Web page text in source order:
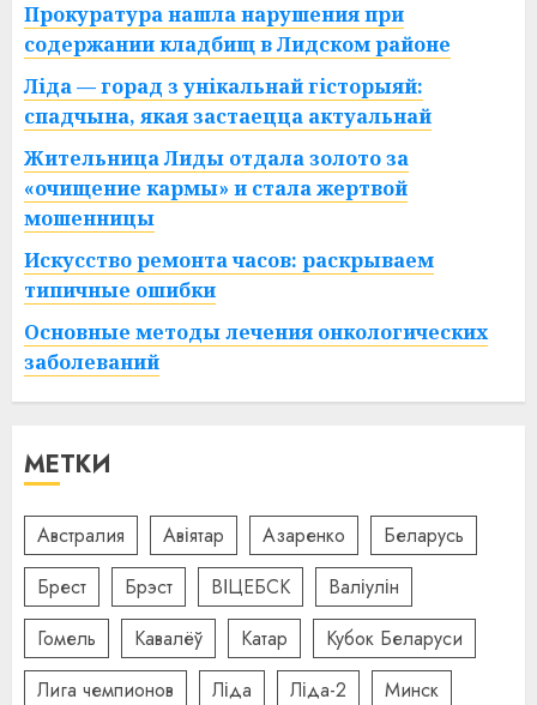
Прокуратура нашла нарушения при
содержании кладбищ в Лидском районе
Ліда — горад з унікальнай гісторыяй:
спадчына, якая застаецца актуальнай
Жительница Лиды отдала золото за
«очищение кармы» и стала жертвой
мошенницы
Искусство ремонта часов: раскрываем
типичные ошибки
Основные методы лечения онкологических
заболеваний
МЕТКИ
Австралия Авіятар Азаренко
Беларусь
Брест
Брэст ВІЦЕБСК
Валіулін
Гомель
Кавалёў Катар
Кубок Беларуси
Лига чемпионов
Ліда Ліда-2
Минск